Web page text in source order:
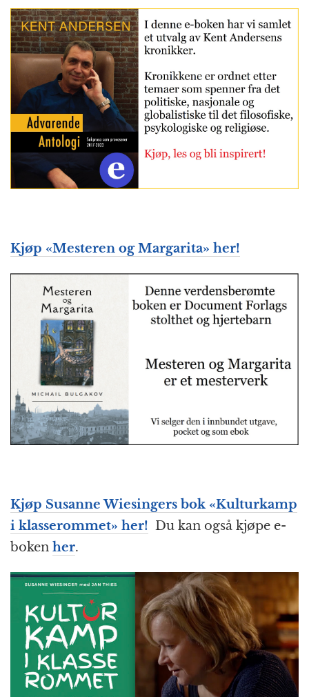
Kjøp «Mesteren og Margarita» her!
Kjøp Susanne Wiesingers bok «Kulturkamp
i klasserommet» her! Du kan også kjøpe e-
boken her.